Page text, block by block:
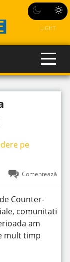
LIGHT
pe
Comentează
Counter-
comunitati
am
mult timp